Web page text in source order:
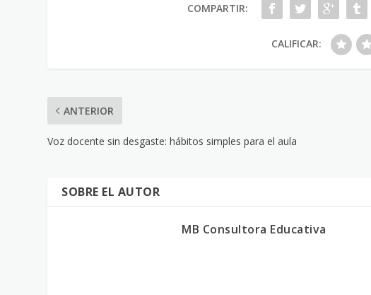
COMPARTIR:
CALIFICAR:
ANTERIOR
Voz docente sin desgaste: hábitos simples para el aula
SOBRE EL AUTOR
MB Consultora Educativa